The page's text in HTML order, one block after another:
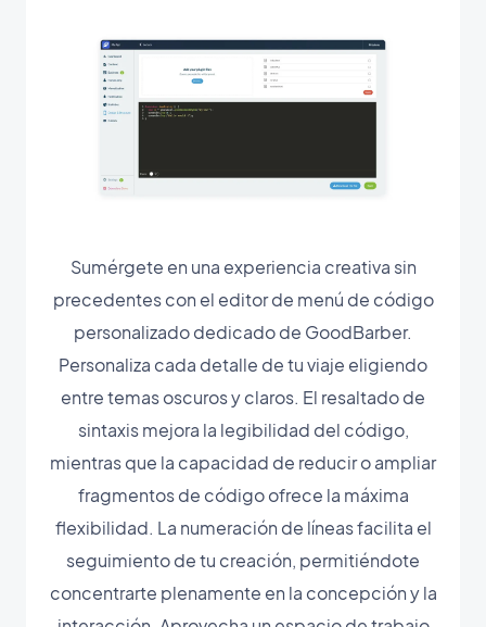
Sumérgete en una experiencia creativa sin
precedentes con el editor de menú de código
personalizado dedicado de GoodBarber.
Personaliza cada detalle de tu viaje eligiendo
entre temas oscuros y claros. El resaltado de
sintaxis mejora la legibilidad del código,
mientras que la capacidad de reducir o ampliar
fragmentos de código ofrece la máxima
flexibilidad. La numeración de líneas facilita el
seguimiento de tu creación, permitiéndote
concentrarte plenamente en la concepción y la